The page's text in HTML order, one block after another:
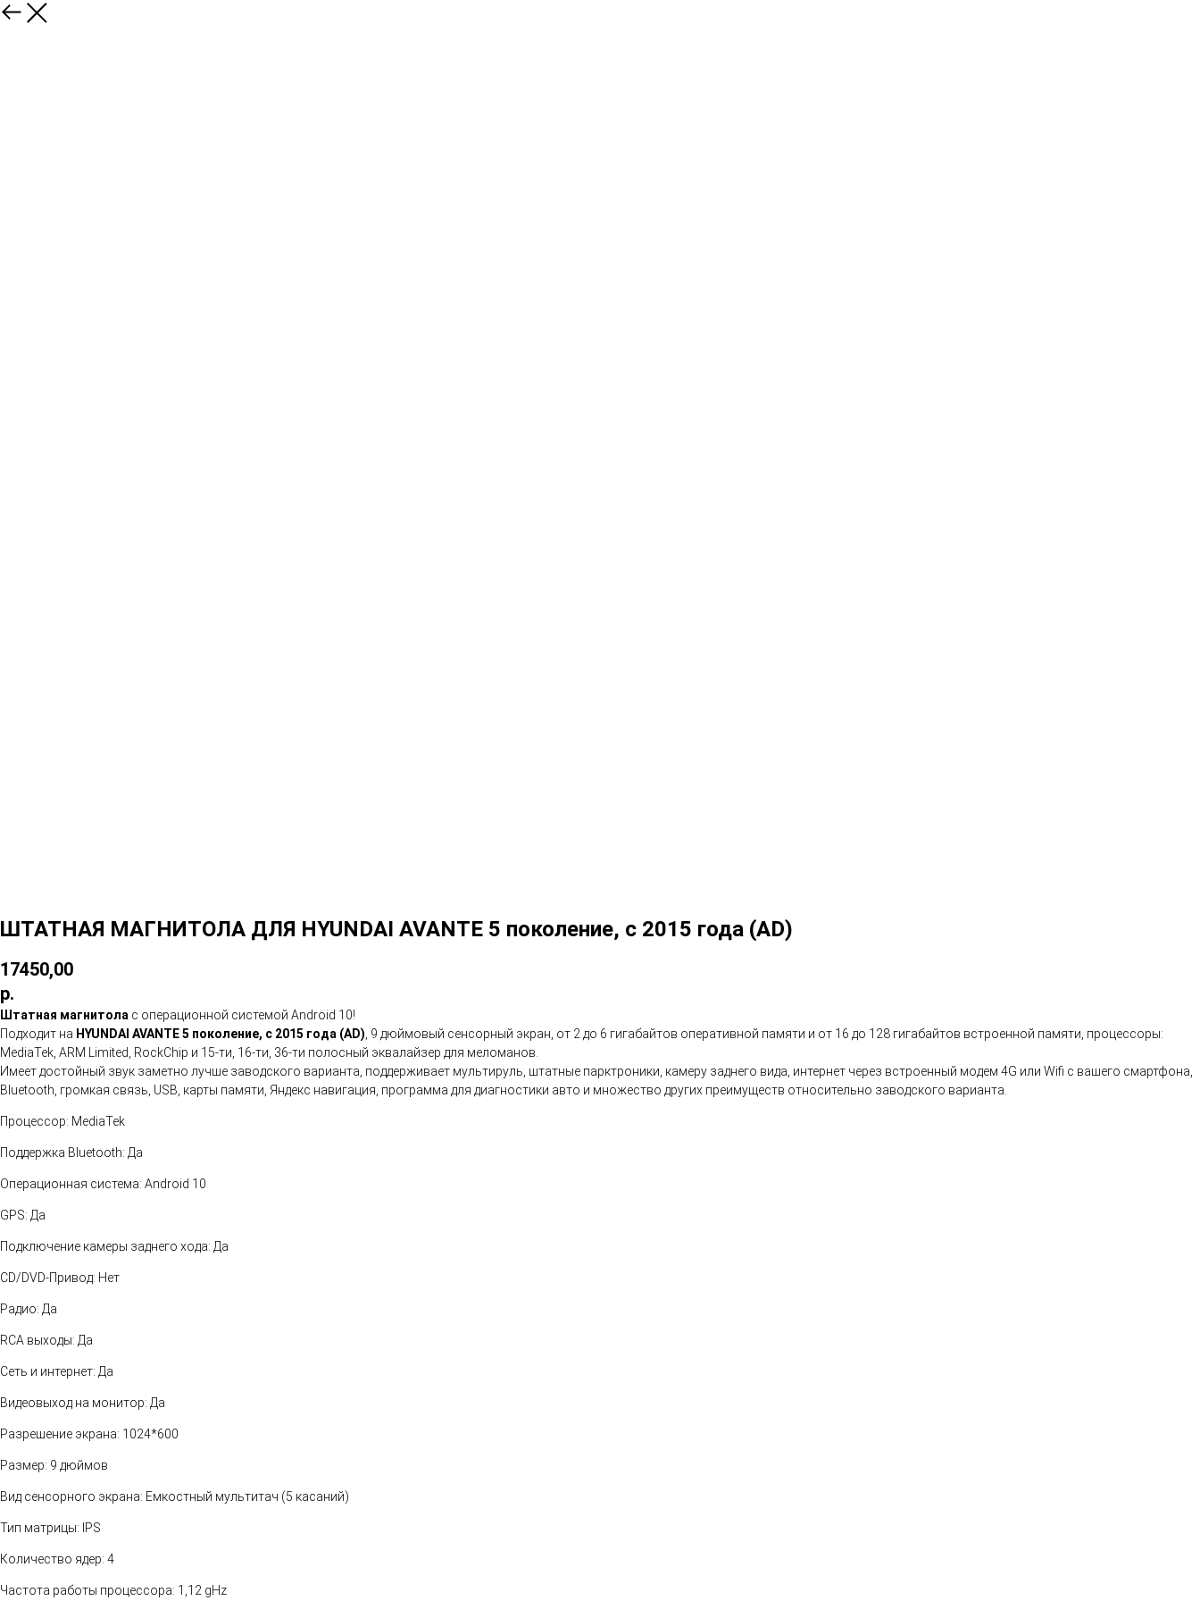
ШТАТНАЯ МАГНИТОЛА ДЛЯ HYUNDAI AVANTE 5 поколение, с 2015 года (AD)
17450,00
р.
Штатная магнитола с операционной системой Android 10!
Подходит на HYUNDAI AVANTE 5 поколение, с 2015 года (AD) , 9 дюймовый сенсорный экран, от 2 до 6 гигабайтов оперативной памяти и от 16 до 128 гигабайтов встроенной памяти, процессоры:
MediaTek, ARM Limited, RockChip и 15-ти, 16-ти, 36-ти полосный эквалайзер для меломанов.
Имеет достойный звук заметно лучше заводского варианта, поддерживает мультируль, штатные парктроники, камеру заднего вида, интернет через встроенный модем 4G или Wifi с вашего смартфона,
Bluetooth, громкая связь, USB, карты памяти, Яндекс навигация, программа для диагностики авто и множество других преимуществ относительно заводского варианта.
Процессор: MediaTek
Поддержка Bluetooth: Да
Операционная система: Android 10
GPS: Да
Подключение камеры заднего хода: Да
CD/DVD-Привод: Нет
Радио: Да
RCA выходы: Да
Сеть и интернет: Да
Видеовыход на монитор: Да
Разрешение экрана: 1024*600
Размер: 9 дюймов
Вид сенсорного экрана: Емкостный мультитач (5 касаний)
Тип матрицы: IPS
Количество ядер: 4
Частота работы процессора: 1,12 gHz